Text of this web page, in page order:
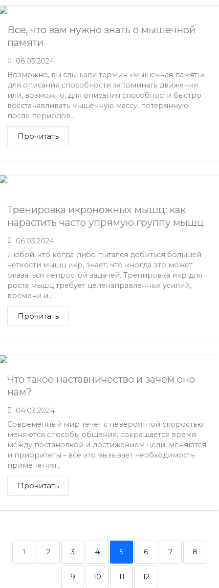
Все, что вам нужно знать о мышечной
памяти
06.03.2024
Возможно, вы слышали термин «мышечная память»
для описания способности запоминать движения
или, возможно, для описания способности быстро
восстанавливать мышечную массу, потерянную
после периодов...
Прочитать
Тренировка икроножных мышц: как
нарастить часто упрямую группу мышц
06.03.2024
Любой, кто когда-либо пытался добиться большей
четкости мышц икр, знает, что иногда это может
оказаться непростой задачей. Тренировка икр для
роста мышц требует целенаправленных усилий,
времени и...
Прочитать
Что такое наставничество и зачем оно
нам?
04.03.2024
Современный мир течет с невероятной скоростью:
меняются способы общения, сокращается время
между постановкой и достижением цели, меняются
и приоритеты – все это вызывает необходимость
применения...
Прочитать
1 2 3 4 5 6 7 8
9 10 11 12